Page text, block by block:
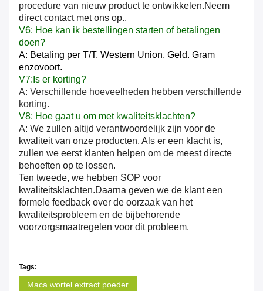
procedure van nieuw product te ontwikkelen.Neem
direct contact met ons op..
V6: Hoe kan ik bestellingen starten of betalingen
doen?
A: Betaling per T/T, Western Union, Geld. Gram
enzovoort.
V7:Is er korting?
A: Verschillende hoeveelheden hebben verschillende
korting.
V8: Hoe gaat u om met kwaliteitsklachten?
A: We zullen altijd verantwoordelijk zijn voor de
kwaliteit van onze producten. Als er een klacht is,
zullen we eerst klanten helpen om de meest directe
behoeften op te lossen.
Ten tweede, we hebben SOP voor
kwaliteitsklachten.Daarna geven we de klant een
formele feedback over de oorzaak van het
kwaliteitsprobleem en de bijbehorende
voorzorgsmaatregelen voor dit probleem.
Tags:
Maca wortel extract poeder